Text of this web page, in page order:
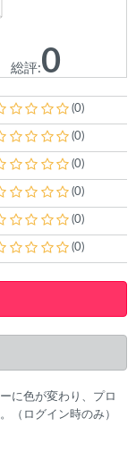
総評:0
(0)
(0)
(0)
(0)
(0)
(0)
に色が変わり、プロ
（ログイン時のみ）